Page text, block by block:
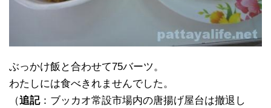
ぶっかけ飯と合わせて75バーツ。
わたしには食べきれませんでした。
（追記：ブッカオ常設市場内の唐揚げ屋台は撤退し